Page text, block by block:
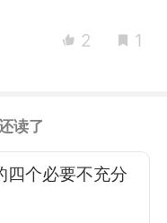
2 1
读了
四个必要不充分